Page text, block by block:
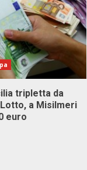
tripletta da
a Misilmeri
euro